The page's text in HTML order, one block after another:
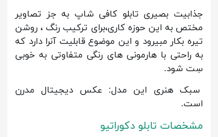
جذابیت بصیری تابلو کافی شاپ به جز تصاویر
مختص به این حوزه کاری،برای ترکیب رنگ ، روشن
تیره بکار مبیرود و این موضوع قابلیت آنرا دارد که
به راحتی با هارمونی های رنگی متفاوتی به خوبی
سِت شود.
سبک هنری این مدل: عکس دیجیتال مدرن
است.
مشخصات تابلو دکوراتیو